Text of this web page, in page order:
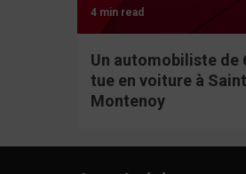
4 min read
Un automobiliste de
tue en voiture à
Montenoy